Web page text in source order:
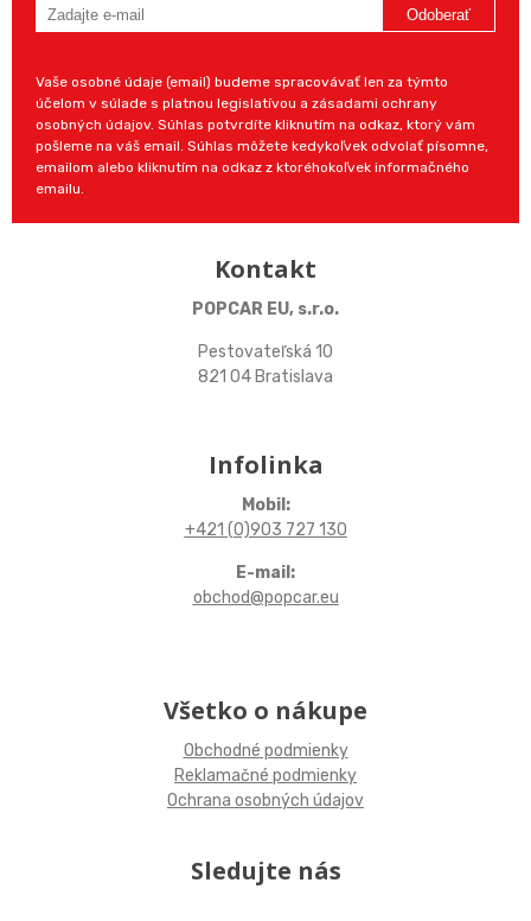
Odoberať
Vaše osobné údaje (email) budeme spracovávať len za týmto
účelom v súlade s platnou legislatívou a zásadami ochrany
osobných údajov. Súhlas potvrdíte kliknutím na odkaz, ktorý vám
pošleme na váš email. Súhlas môžete kedykoľvek odvolať písomne,
emailom alebo kliknutím na odkaz z ktoréhokoľvek informačného
emailu.
Kontakt
POPCAR EU, s.r.o.
Pestovateľská 10
821 04 Bratislava
Infolinka
Mobil:
+421 (0)903 727 130
E-mail:
obchod@popcar.eu
Všetko o nákupe
Obchodné podmienky
Reklamačné podmienky
Ochrana osobných údajov
Sledujte nás